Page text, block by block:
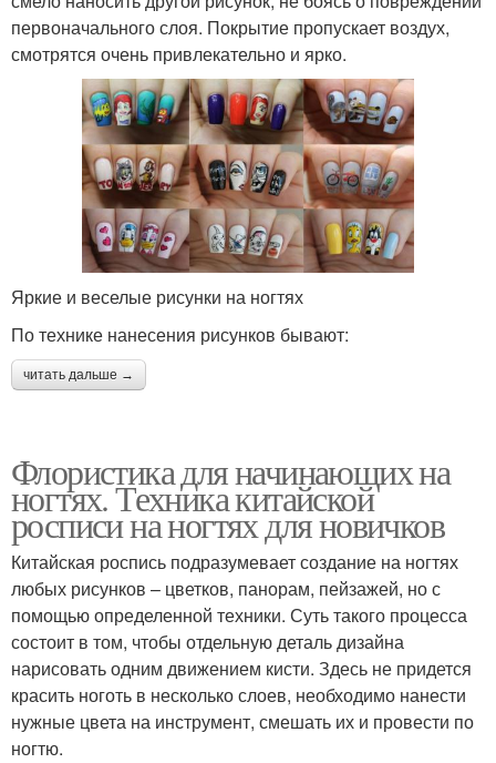
первоначального слоя. Покрытие пропускает воздух,
смотрятся очень привлекательно и ярко.
Яркие и веселые рисунки на ногтях
По технике нанесения рисунков бывают:
читать дальше →
Флористика для начинающих на
ногтях. Техника китайской
росписи на ногтях для новичков
Китайская роспись подразумевает создание на ногтях
любых рисунков – цветков, панорам, пейзажей, но с
помощью определенной техники. Суть такого процесса
состоит в том, чтобы отдельную деталь дизайна
нарисовать одним движением кисти. Здесь не придется
красить ноготь в несколько слоев, необходимо нанести
нужные цвета на инструмент, смешать их и провести по
ногтю.